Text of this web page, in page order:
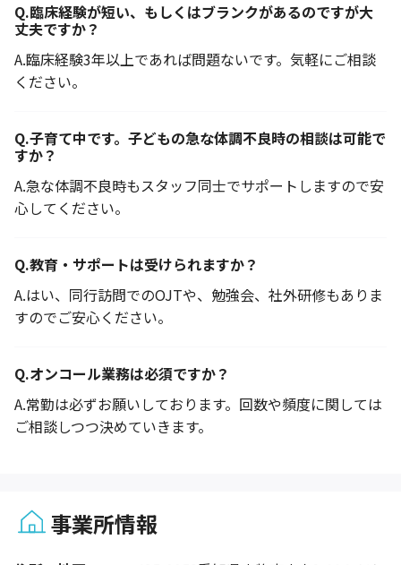
Q.臨床経験が短い、もしくはブランクがあるのですが大
丈夫ですか？
A.臨床経験3年以上であれば問題ないです。気軽にご相談
ください。
Q.子育て中です。子どもの急な体調不良時の相談は可能で
すか？
A.急な体調不良時もスタッフ同士でサポートしますので安
心してください。
Q.教育・サポートは受けられますか？
A.はい、同行訪問でのOJTや、勉強会、社外研修もありま
すのでご安心ください。
Q.オンコール業務は必須ですか？
A.常勤は必ずお願いしております。回数や頻度に関しては
ご相談しつつ決めていきます。
事業所情報